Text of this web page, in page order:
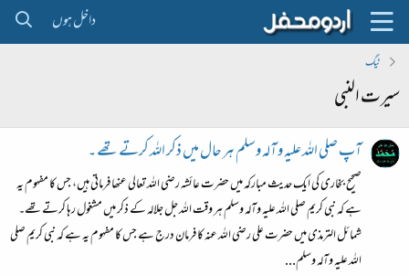
داخل ہوں
ٹیگ
سیرت النبی
آپ صلی الله علیہ و آلہ وسلم ہر حال میں ذکر الله کرتے تھے ۔
صحیح بخاری کی ایک حدیث مبارکہ میں حضرت عائشہ رضی الله تعالی عنھا فرماتی ہیں، جس کا مفہوم یہ
ہے کہ نبی کریم صلی الله علیہ وآلہ وسلم ہر وقت الله جل جلالہ کے ذکر میں مشغول رہا کرتے تھے۔
شمائل الترمذی میں حضرت علی رضی الله عنہ کا فرمان درج ہے جس کا مفہوم یہ ہے کہ نبی کریم صلی
اللہ علیہ وآلہ وسلم...